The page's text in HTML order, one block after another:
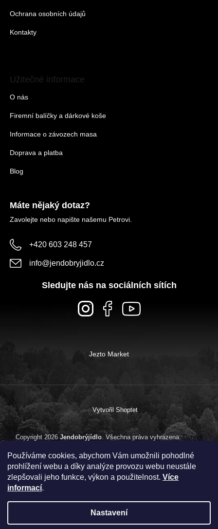
Používáme cookies, abychom Vám umožnili pohodlné
prohlížení webu a díky analýze provozu webu neustále
zlepšovali jeho funkce, výkon a použitelnost. Více
informací.
Nastavení
Ochrana osobních údajů
Kontakty
Užitečné informace
O nás
Firemní balíčky a dárkové koše
Informace o závozech masa
Doprava a platba
Blog
Máte nějaký dotaz?
Zavolejte nebo napište našemu Petrovi.
+420 603 248 457
info@jendobryjidlo.cz
Sledujte nás na sociálních sítích
Jezto Market
Vytvořil Shoptet
Copyright 2026 Jendobrýjídlo. Všechna práva vyhrazena.Upravit